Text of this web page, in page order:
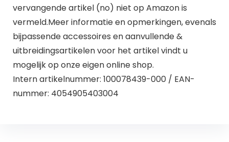
vervangende artikel (no) niet op Amazon is
vermeld.Meer informatie en opmerkingen, evenals
bijpassende accessoires en aanvullende &
uitbreidingsartikelen voor het artikel vindt u
mogelijk op onze eigen online shop.
Intern artikelnummer: 100078439-000 / EAN-
nummer: 4054905403004